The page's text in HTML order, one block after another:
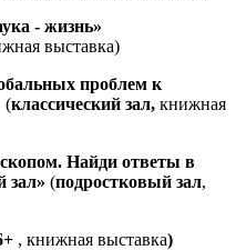
- жизнь»
выставка)
проблем к
(классический зал, книжная
Найди ответы в
зал» (подростковый зал,
, книжная выставка)